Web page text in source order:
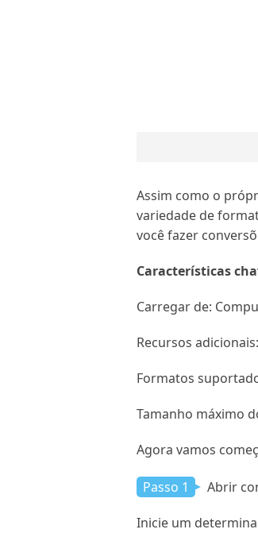
Assim como o
variedade de
você fazer
Características
Carregar de:
Recursos
Formatos
Tamanho máximo
Agora vamos
Passo 1 Abrir
Inicie um